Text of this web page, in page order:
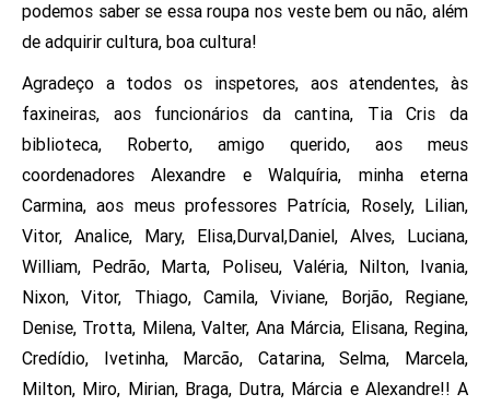
podemos saber se essa roupa nos veste bem ou não, além
de adquirir cultura, boa cultura!
Agradeço a todos os inspetores, aos atendentes, às
faxineiras, aos funcionários da cantina, Tia Cris da
biblioteca, Roberto, amigo querido, aos meus
coordenadores Alexandre e Walquíria, minha eterna
Carmina, aos meus professores Patrícia, Rosely, Lilian,
Vitor, Analice, Mary, Elisa,Durval,Daniel, Alves, Luciana,
William, Pedrão, Marta, Poliseu, Valéria, Nilton, Ivania,
Nixon, Vitor, Thiago, Camila, Viviane, Borjão, Regiane,
Denise, Trotta, Milena, Valter, Ana Márcia, Elisana, Regina,
Credídio, Ivetinha, Marcão, Catarina, Selma, Marcela,
Milton, Miro, Mirian, Braga, Dutra, Márcia e Alexandre!! A